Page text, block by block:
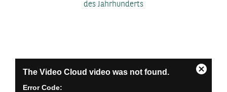
des Jahrhunderts
The Video Cloud video was not found.
Error Code:
Close